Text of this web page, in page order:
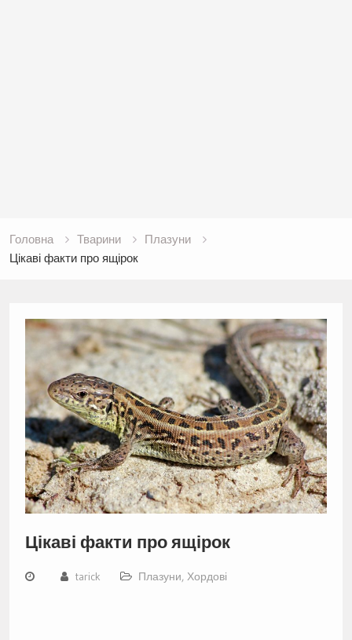
Головна Тварини
Плазуни
Цікаві факти про ящірок
Цікаві факти про ящірок
tarick Плазуни, Хордові